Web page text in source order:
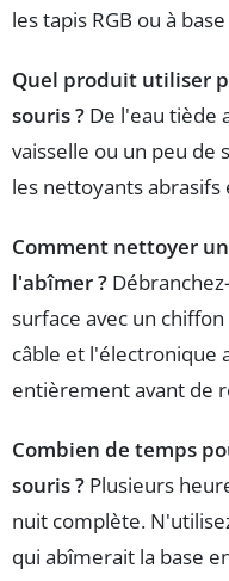
les tapis RGB ou à
Quel produit utiliser
souris ? De l'eau tiède
vaisselle ou un peu de
les nettoyants
Comment nettoyer
l'abîmer ?
surface avec un
câble et l'électronique
entièrement avant de
Combien de temps
souris ? Plusieurs
nuit complète.
qui abîmerait la base